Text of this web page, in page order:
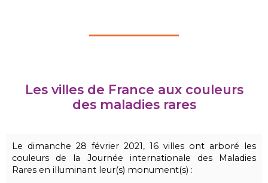
Les villes de France aux couleurs
des maladies rares
Le dimanche 28 février 2021, 16 villes ont arboré les
couleurs de la Journée internationale des Maladies
Rares en illuminant leur(s) monument(s) :